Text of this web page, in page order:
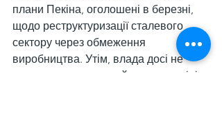
плани Пекіна, оголошені в березні,
щодо реструктуризації сталевого
сектору через обмеження
виробництва. Утім, влада досі не
оприлюднила деталей щодо термінів